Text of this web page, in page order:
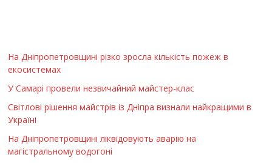
На Дніпропетровщині різко зросла кількість пожеж в
екосистемах
У Самарі провели незвичайний майстер-клас
Світлові рішення майстрів із Дніпра визнали найкращими в
Україні
На Дніпропетровщині ліквідовують аварію на
магістральному водогоні